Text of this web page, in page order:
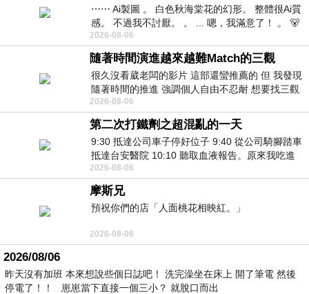
⋯⋯ Ai製圖 。 白色秋海棠花的幻形。 整體很Ai質
感。 不過我不討厭。 。 ... 嗯，我滿意了！ 。 🐻
昨中
2026-08-06
隨著時間演進越來越難Match的三觀
很久沒看葳老闆的影片 這部還蠻推薦的 但 我發現
隨著時間的推進 強調個人自由不忍耐 想要找三觀
接近的不要說對象 連朋友都超
2026-08-06
第二次打鐵劑之超混亂的一天
9:30 抵達公司車子停好位子 9:40 從公司騎腳踏車
抵達台安醫院 10:10 聽取血液報告。原來我吃進
去的 B12 彌可保並非沒有吸收而是超
2026-08-06
摩斯兄
預祝你們的店「人面桃花相映紅。」
2026-08-06
2026/08/06
昨天沒有加班 本來想說些個日誌吧！ 洗完澡坐在床上 開了筆電 然後
停電了！！ 崽崽當下直接一個三小？ 就脫口而出